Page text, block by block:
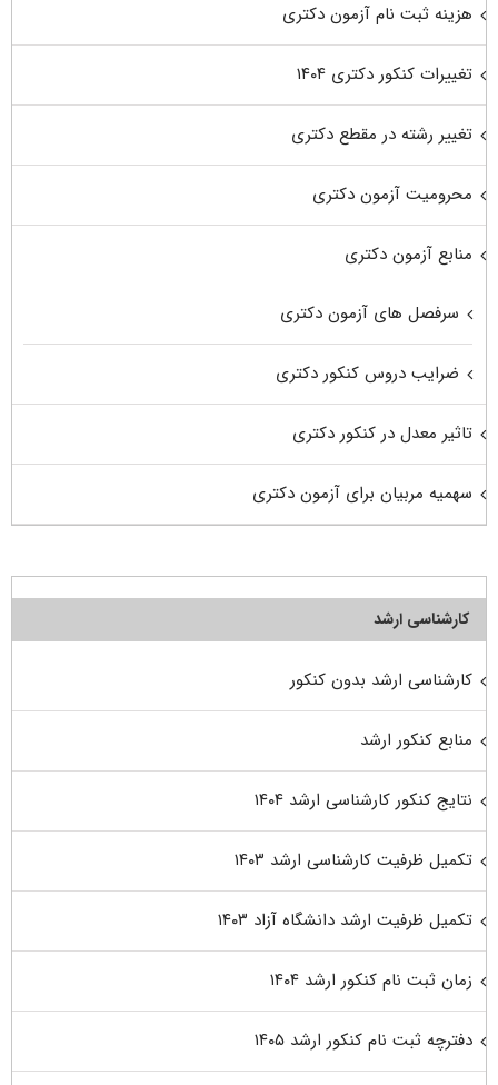
هزینه ثبت نام آزمون دکتری
تغییرات کنکور دکتری ۱۴۰۴
تغییر رشته در مقطع دکتری
محرومیت آزمون دکتری
منابع آزمون دکتری
سرفصل های آزمون دکتری
ضرایب دروس کنکور دکتری
تاثیر معدل در کنکور دکتری
سهمیه مربیان برای آزمون دکتری
کارشناسی ارشد
کارشناسی ارشد بدون کنکور
منابع کنکور ارشد
نتایج کنکور کارشناسی ارشد ۱۴۰۴
تکمیل ظرفیت کارشناسی ارشد ۱۴۰۳
تکمیل ظرفیت ارشد دانشگاه آزاد ۱۴۰۳
زمان ثبت نام کنکور ارشد ۱۴۰۴
دفترچه ثبت نام کنکور ارشد ۱۴۰۵